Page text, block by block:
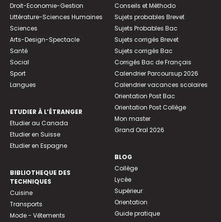
Droit-Economie-Gestion
Littérature-Sciences Humaines
Sciences
Arts-Design-Spectacle
Santé
Social
Sport
Langues
ETUDIER À L’ÉTRANGER
Etudier au Canada
Etudier en Suisse
Etudier en Espagne
BIBLIOTHEQUE DES
TECHNIQUES
Cuisine
Transports
Mode - Vêtements
Conseils et Méthodo
Sujets probables Brevet
Sujets Probables Bac
Sujets corrigés Brevet
Sujets corrigés Bac
Corrigés Bac de Français
Calendrier Parcoursup 2026
Calendrier vacances scolaires
Orientation Post Bac
Orientation Post Collège
Mon master
Grand Oral 2026
BLOG
Collège
Lycée
Supérieur
Orientation
Guide pratique